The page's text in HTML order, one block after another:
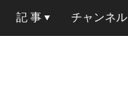
記 事 チャンネル